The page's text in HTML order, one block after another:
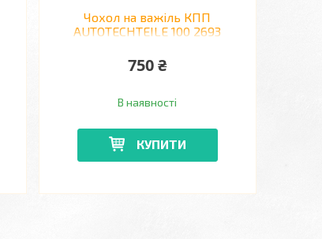
Чохол на важіль КПП
AUTOTECHTEILE 100 2693
750 ₴
В наявності
КУПИТИ